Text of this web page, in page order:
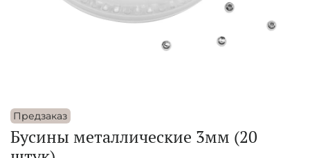
Предзаказ
Бусины металлические 3мм (20